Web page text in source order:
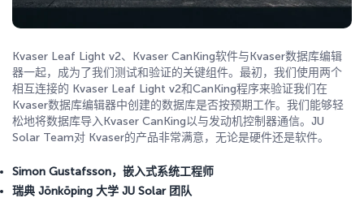
Kvaser Leaf Light v2、Kvaser CanKing软件与Kvaser数据库编辑
器一起，成为了我们测试和验证的关键组件。最初，我们使用两个
相互连接的 Kvaser Leaf Light v2和CanKing程序来验证我们在
Kvaser数据库编辑器中创建的数据库是否按预期工作。我们能够轻
松地将数据库导入Kvaser CanKing以与发动机控制器通信。JU
Solar Team对 Kvaser的产品非常满意，无论是硬件还是软件。
Simon Gustafsson，嵌入式系统工程师
瑞典 Jönköping 大学 JU Solar 团队